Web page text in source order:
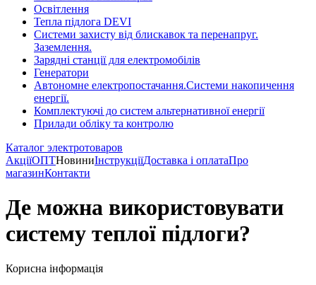
Освітлення
Тепла підлога DEVI
Системи захисту від блискавок та перенапруг.
Заземлення.
Зарядні станції для електромобілів
Генератори
Автономне електропостачання.Системи накопичення
енергії.
Комплектуючі до систем альтернативної енергії
Прилади обліку та контролю
Каталог электротоваров
АкціїОПТНовиниІнструкціїДоставка і оплатаПро
магазинКонтакти
Де можна використовувати
систему теплої підлоги?
Корисна інформація